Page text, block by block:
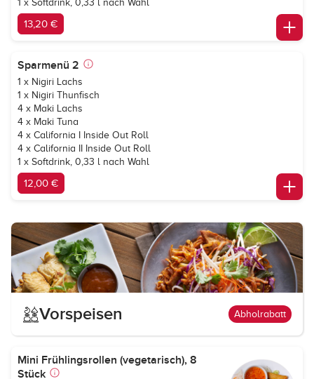
1 x Softdrink, 0,33 l nach Wahl
13,20 €
Sparmenü 2
1 x Nigiri Lachs
1 x Nigiri Thunfisch
4 x Maki Lachs
4 x Maki Tuna
4 x California I Inside Out Roll
4 x California II Inside Out Roll
1 x Softdrink, 0,33 l nach Wahl
12,00 €
Vorspeisen Abholrabatt
Mini Frühlingsrollen (vegetarisch), 8
Stück